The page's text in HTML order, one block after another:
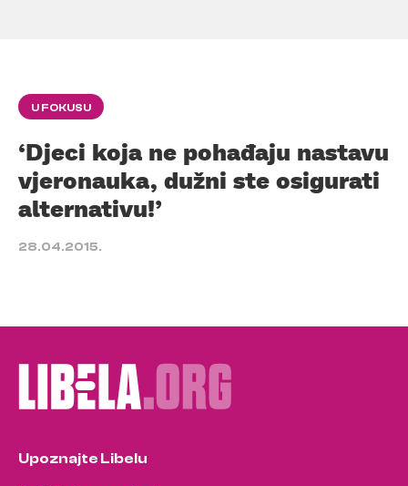
U FOKUSU
‘Djeci koja ne pohađaju nastavu
vjeronauka, dužni ste osigurati
alternativu!’
28.04.2015.
Upoznajte Libelu